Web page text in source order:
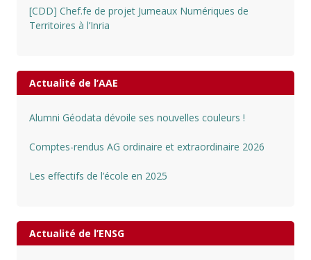
[CDD] Chef.fe de projet Jumeaux Numériques de
Territoires à l’Inria
Actualité de l’AAE
Alumni Géodata dévoile ses nouvelles couleurs !
Comptes-rendus AG ordinaire et extraordinaire 2026
Les effectifs de l’école en 2025
Actualité de l’ENSG